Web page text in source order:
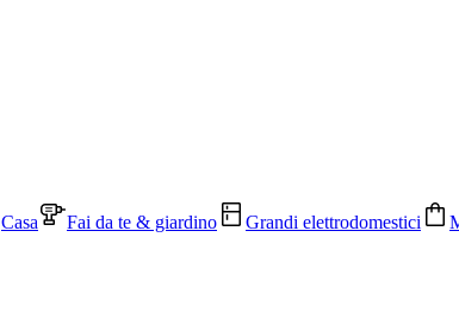
Casa Fai da te & giardino Grandi elettrodomestici